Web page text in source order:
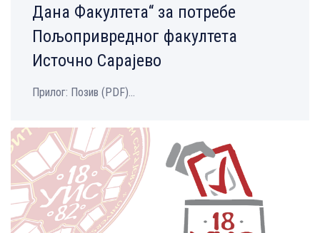
Дана Факултета“ за потребе
Пољопривредног факултета
Источно Сарајево
Прилог: Позив (PDF)...